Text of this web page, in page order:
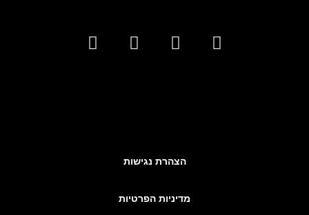
הצהרת נגישות
מדיניות הפרטיות